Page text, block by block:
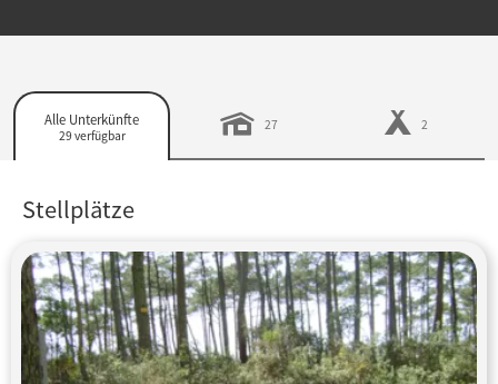
Alle Unterkünfte
29 verfügbar
27 2
Stellplätze